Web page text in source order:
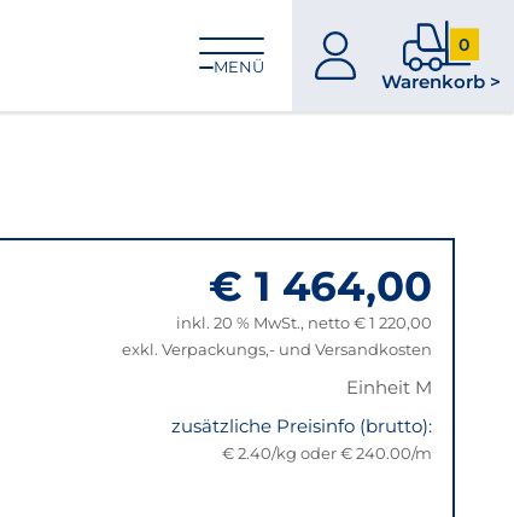
MENÜ
zum
0
Warenkorb >
0
im
€ 1 464,00
inkl. 20 % MwSt., netto € 1 220,00
exkl. Verpackungs,- und Versandkosten
Einheit M
zusätzliche Preisinfo (brutto):
€ 2.40/kg oder € 240.00/m